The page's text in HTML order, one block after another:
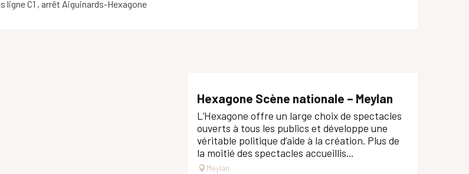
ligne C1 , arrêt Aiguinards-Hexagone
Hexagone Scène nationale – Meylan
L’Hexagone offre un large choix de spectacles
ouverts à tous les publics et développe une
véritable politique d’aide à la création. Plus de
la moitié des spectacles accueillis...
Meylan